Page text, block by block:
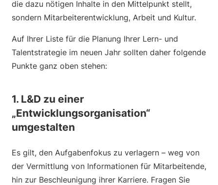
die dazu nötigen Inhalte in den Mittelpunkt stellt,
sondern Mitarbeiterentwicklung, Arbeit und Kultur.
Auf Ihrer Liste für die Planung Ihrer Lern- und
Talentstrategie im neuen Jahr sollten daher folgende
Punkte ganz oben stehen:
1. L&D zu einer
„Entwicklungsorganisation“
umgestalten
Es gilt, den Aufgabenfokus zu verlagern – weg von
der Vermittlung von Informationen für Mitarbeitende,
hin zur Beschleunigung ihrer Karriere. Fragen Sie